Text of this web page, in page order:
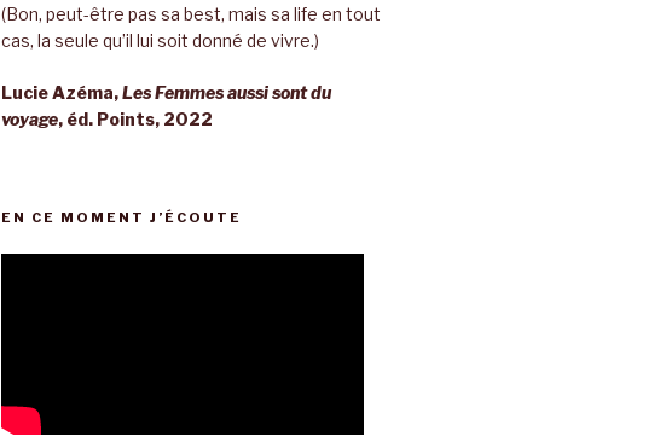
(Bon, peut-être pas sa best, mais sa life en tout
cas, la seule qu’il lui soit donné de vivre.)
Lucie Azéma,Les Femmes aussi sont du
voyage, éd. Points, 2022
EN CE MOMENT J’ÉCOUTE